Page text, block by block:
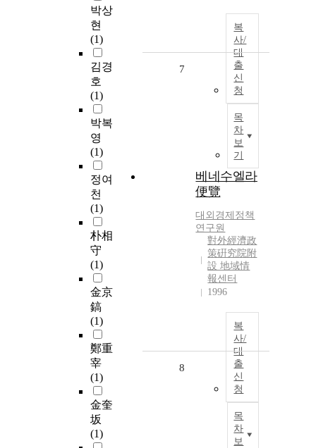
박상
현
(1)
김경
호
(1)
박복
영
(1)
정여
천
(1)
朴相
守
(1)
金京
鎬
(1)
鄭重
宰
(1)
金奎
坂
(1)
복
사/
대
출
신
청
목
차
보
기
7
베네수엘라
便覽
대외경제정책
연구원
對外經濟政
策硏究院附
設 地域情
報센터
1996
복
사/
대
출
신
청
목
차
보
8